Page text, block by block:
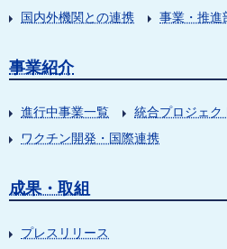
国内外機関との連携
事業・推進
事業紹介
進行中事業一覧
統合プロジェク
ワクチン開発・国際連携
成果・取組
プレスリリース